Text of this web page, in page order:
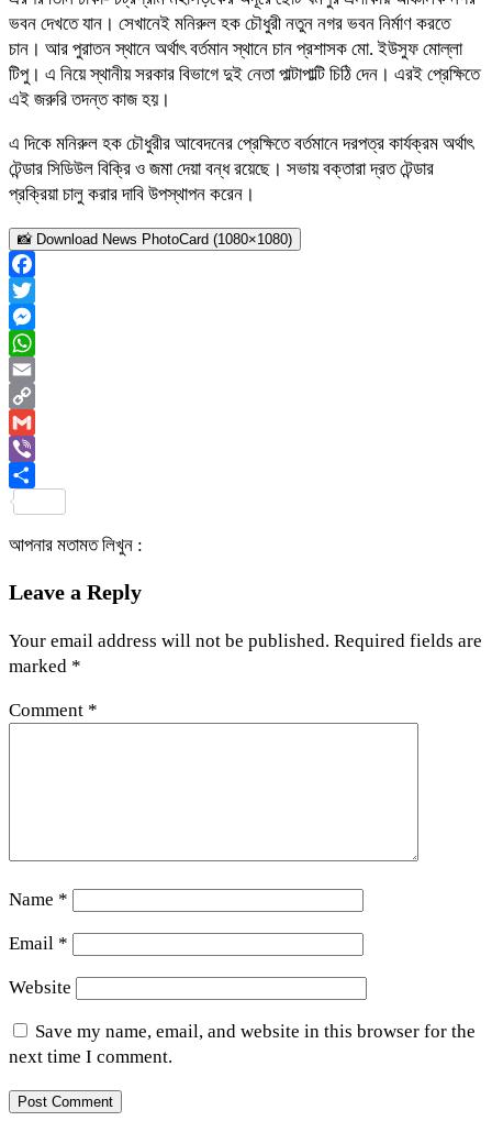
ভবন দেখতে যান। সেখানেই মনিরুল হক চৌধুরী নতুন নগর ভবন নির্মাণ করতে
চান। আর পুরাতন স্থানে অর্থাৎ বর্তমান স্থানে চান প্রশাসক মো. ইউসুফ মোল্লা
টিপু। এ নিয়ে স্থানীয় সরকার বিভাগে দুই নেতা পাল্টাপাল্টি চিঠি দেন। এরই প্রেক্ষিতে
এই জরুরি তদন্ত কাজ হয়।
এ দিকে মনিরুল হক চৌধুরীর আবেদনের প্রেক্ষিতে বর্তমানে দরপত্র কার্যক্রম অর্থাৎ
টেন্ডার সিডিউল বিক্রি ও জমা দেয়া বন্ধ রয়েছে। সভায় বক্তারা দ্রত টেন্ডার
প্রক্রিয়া চালু করার দাবি উপস্থাপন করেন।
📸 Download News PhotoCard (1080×1080)
Facebook
Twitter
Messenger
WhatsApp
Email
Copy
Link
Gmail
Viber
আপনার মতামত লিখুন :
Leave a Reply
Your email address will not be published. Required fields are
marked *
Comment *
Name *
Email *
Website
Save my name, email, and website in this browser for the
next time I comment.